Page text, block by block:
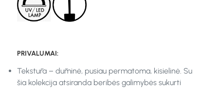
PRIVALUMAI:
Tekstūra – dūminė, pusiau permatoma, kisielinė. Su
šia kolekcija atsiranda beribės galimybės sukurti